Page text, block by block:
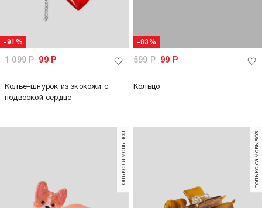
-91%
1 099Р 99Р
Колье-шнурок из экокожи с
подвеской сердце
-83%
599Р 99 Р
Кольцо
только самовывоз только самовывоз